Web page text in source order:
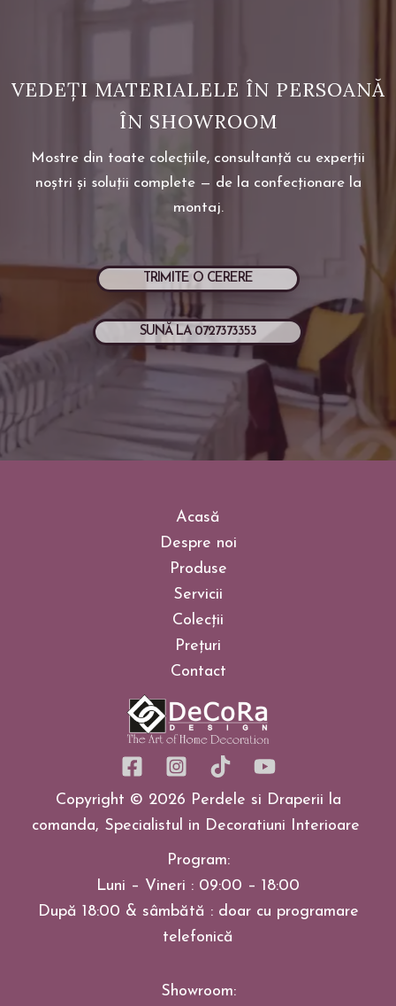
VEDEȚI MATERIALELE ÎN PERSOANĂ
ÎN SHOWROOM
Mostre din toate colecțiile, consultanță cu experții
noștri și soluții complete — de la confecționare la
montaj.
TRIMITE O CERERE
SUNĂ LA 0727373353
Acasă
Despre noi
Produse
Servicii
Colecții
Prețuri
Contact
Copyright © 2026 Perdele si Draperii la
comanda, Specialistul in Decoratiuni Interioare
Program:
Luni – Vineri : 09:00 – 18:00
După 18:00 & sâmbătă : doar cu programare
telefonică
Showroom: